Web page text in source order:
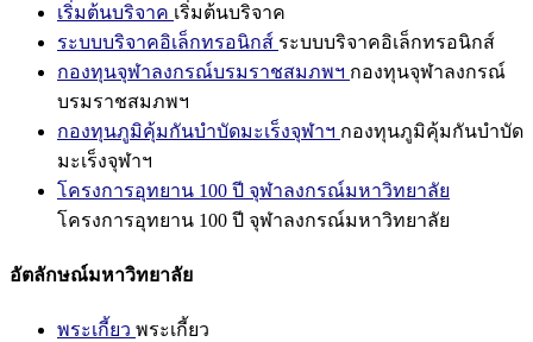
เริ่มต้นบริจาค เริ่มต้นบริจาค
ระบบบริจาคอิเล็กทรอนิกส์ ระบบบริจาคอิเล็กทรอนิกส์
กองทุนจุฬาลงกรณ์บรมราชสมภพฯ กองทุนจุฬาลงกรณ์
บรมราชสมภพฯ
กองทุนภูมิคุ้มกันบำบัดมะเร็งจุฬาฯ กองทุนภูมิคุ้มกันบำบัด
มะเร็งจุฬาฯ
โครงการอุทยาน 100 ปี จุฬาลงกรณ์มหาวิทยาลัย
โครงการอุทยาน 100 ปี จุฬาลงกรณ์มหาวิทยาลัย
อัตลักษณ์มหาวิทยาลัย
พระเกี้ยว พระเกี้ยว